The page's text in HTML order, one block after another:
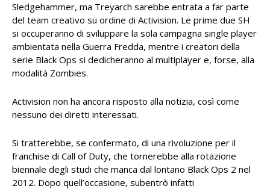
Sledgehammer, ma Treyarch sarebbe entrata a far parte
del team creativo su ordine di Activision. Le prime due SH
si occuperanno di sviluppare la sola campagna single player
ambientata nella Guerra Fredda, mentre i creatori della
serie Black Ops si dedicheranno al multiplayer e, forse, alla
modalità Zombies.
Activision non ha ancora risposto alla notizia, così come
nessuno dei diretti interessati.
Si tratterebbe, se confermato, di una rivoluzione per il
franchise di Call of Duty, che tornerebbe alla rotazione
biennale degli studi che manca dal lontano Black Ops 2 nel
2012. Dopo quell’occasione, subentrò infatti